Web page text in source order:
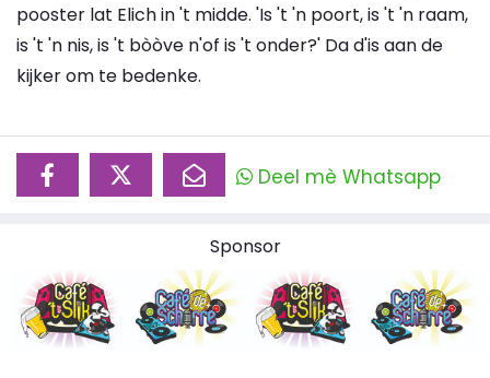
pooster lat Elich in 't midde. 'Is 't 'n poort, is 't 'n raam,
is 't 'n nis, is 't bòòve n'of is 't onder?' Da d'is aan de
kijker om te bedenke.
Deel mè Whatsapp
Sponsor